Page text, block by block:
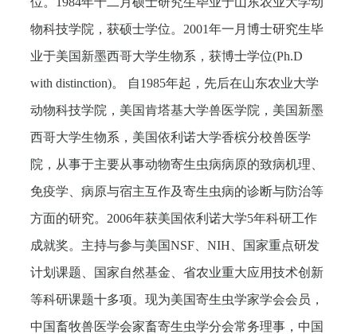
物科技学院，获硕士学位。 2001年一月博士研究生毕
业于美国新墨西哥大学生物系，获博士学位(Ph.D
with distinction)。 自1985年起，先后在山东农业大学
动物科技学院，美国肯塔基大学兽医学院，美国新墨
西哥大学生物系，美国依利诺大学香槟分校兽医学
院，从事于主要从事动物寄生虫病病原的致病机理、
免疫学、病原与宿主互作及寄生虫病的诊断与防治等
方面的研究。 2006年获美国依利诺大学5年科研工作
成就奖。主持与参与美国NSF、 NIH 、国家重点研发
计划课题、国家自然基金、省农业重大应用技术创新
等科研课题十多项。现为美国寄生虫学家学会会员，
中国畜牧兽医学会家畜寄生虫学分会常务理事，中国